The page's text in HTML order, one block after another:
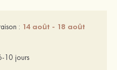
: 14 août - 18 août
10 jours